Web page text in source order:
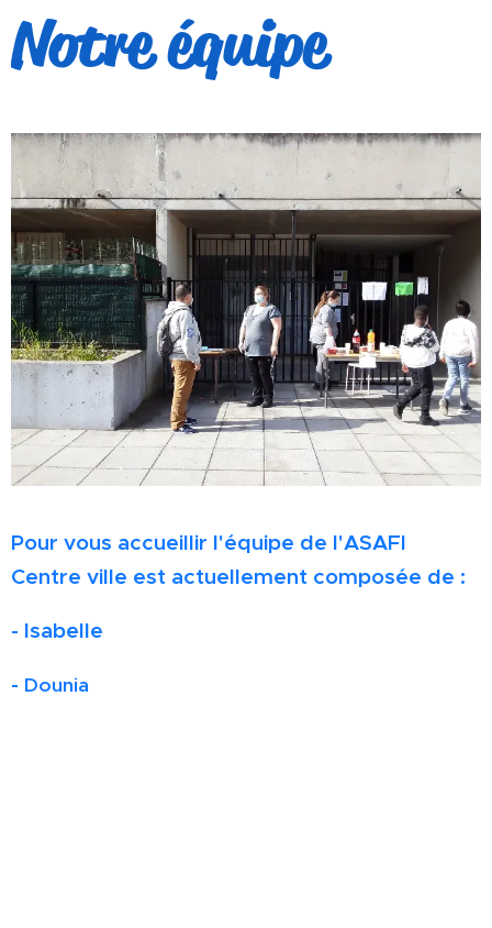
Notre équipe
Pour vous accueillir l'équipe de l'ASAFI
Centre ville est actuellement composée de :
- Isabelle
- Dounia